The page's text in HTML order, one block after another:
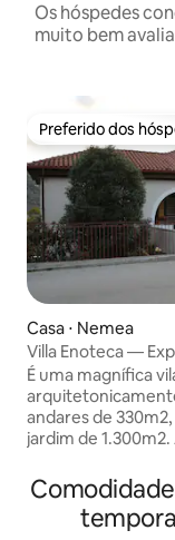
Os hóspedes
muito bem
Preferido dos
Preferido dos
Casa ⋅ Nemea
Villa Enoteca —
É uma magnífica
andares de
jardim de
móveis da era
construída (1930).
está localizada no